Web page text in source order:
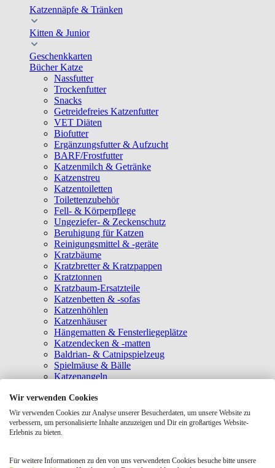
Katzennäpfe & Tränken
Kitten & Junior
Geschenkkarten
Bücher Katze
Nassfutter
Trockenfutter
Snacks
Getreidefreies Katzenfutter
VET Diäten
Biofutter
Ergänzungsfutter & Aufzucht
BARF/Frostfutter
Katzenmilch & Getränke
Katzenstreu
Katzentoiletten
Toilettenzubehör
Fell- & Körperpflege
Ungeziefer- & Zeckenschutz
Beruhigung für Katzen
Reinigungsmittel & -geräte
Kratzbäume
Kratzbretter & Kratzpappen
Kratztonnen
Kratzbaum-Ersatzteile
Katzenbetten & -sofas
Katzenhöhlen
Katzenhäuser
Hängematten & Fensterliegeplätze
Katzendecken & -matten
Baldrian- & Catnipspielzeug
Spielmäuse & Bälle
Katzenangeln
Laserpointer & Elektrospielzeug
Katzentunnel
Clicker & Target Sticks für Katzen
Weiteres Katzenspielzeug
Tragetaschen
Wir verwenden Cookies
Wir verwenden Cookies zur Analyse unserer Besucherdaten, um unsere Website zu
verbessern, um personalisierte Inhalte anzuzeigen und Dir ein großartiges Website-
Erlebnis zu bieten.
Für weitere Informationen zu den von uns verwendeten Cookies besuche bitte unsere